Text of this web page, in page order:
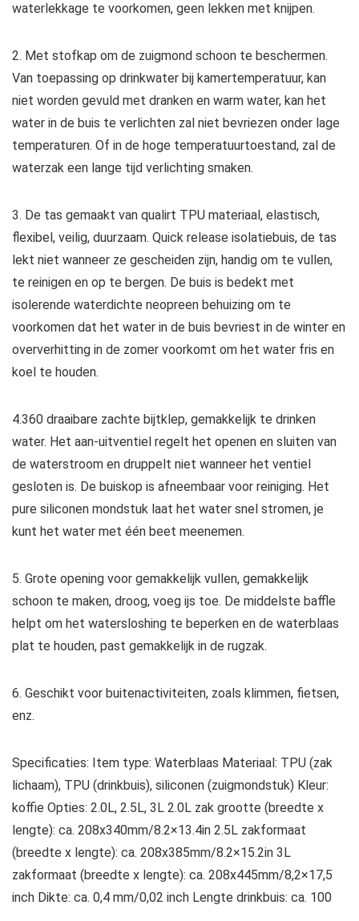
waterlekkage te voorkomen, geen lekken met knijpen.
2. Met stofkap om de zuigmond schoon te beschermen.
Van toepassing op drinkwater bij kamertemperatuur, kan
niet worden gevuld met dranken en warm water, kan het
water in de buis te verlichten zal niet bevriezen onder lage
temperaturen. Of in de hoge temperatuurtoestand, zal de
waterzak een lange tijd verlichting smaken.
3. De tas gemaakt van qualirt TPU materiaal, elastisch,
flexibel, veilig, duurzaam. Quick release isolatiebuis, de tas
lekt niet wanneer ze gescheiden zijn, handig om te vullen,
te reinigen en op te bergen. De buis is bedekt met
isolerende waterdichte neopreen behuizing om te
voorkomen dat het water in de buis bevriest in de winter en
oververhitting in de zomer voorkomt om het water fris en
koel te houden.
4.360 draaibare zachte bijtklep, gemakkelijk te drinken
water. Het aan-uitventiel regelt het openen en sluiten van
de waterstroom en druppelt niet wanneer het ventiel
gesloten is. De buiskop is afneembaar voor reiniging. Het
pure siliconen mondstuk laat het water snel stromen, je
kunt het water met één beet meenemen.
5. Grote opening voor gemakkelijk vullen, gemakkelijk
schoon te maken, droog, voeg ijs toe. De middelste baffle
helpt om het watersloshing te beperken en de waterblaas
plat te houden, past gemakkelijk in de rugzak.
6. Geschikt voor buitenactiviteiten, zoals klimmen, fietsen,
enz.
Specificaties: Item type: Waterblaas Materiaal: TPU (zak
lichaam), TPU (drinkbuis), siliconen (zuigmondstuk) Kleur:
koffie Opties: 2.0L, 2.5L, 3L 2.0L zak grootte (breedte x
lengte): ca. 208x340mm/8.2×13.4in 2.5L zakformaat
(breedte x lengte): ca. 208x385mm/8.2×15.2in 3L
zakformaat (breedte x lengte): ca. 208x445mm/8,2×17,5
inch Dikte: ca. 0,4 mm/0,02 inch Lengte drinkbuis: ca. 100